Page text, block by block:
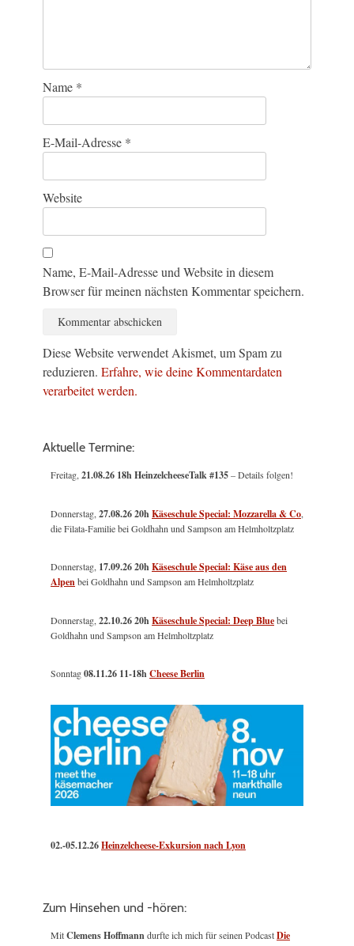
Name *
E-Mail-Adresse *
Website
Name, E-Mail-Adresse und Website in diesem
Browser für meinen nächsten Kommentar speichern.
Diese Website verwendet Akismet, um Spam zu
reduzieren. Erfahre, wie deine Kommentardaten
verarbeitet werden.
Aktuelle Termine:
Freitag, 21.08.26 18h HeinzelcheeseTalk #135– Details folgen!
Donnerstag, 27.08.26 20hKäseschule Special: Mozzarella & Co
die Filata-Familie bei Goldhahn und Sampson am Helmholtzplatz
Donnerstag, 17.09.26 20hKäseschule Special: Käse aus den
Alpenbei Goldhahn und Sampson am Helmholtzplatz
Donnerstag, 22.10.26 20hKäseschule Special: Deep Bluebei
Goldhahn und Sampson am Helmholtzplatz
Sonntag08.11.26 11-18hCheese Berlin
02.-05.12.26Heinzelcheese-Exkursion nach Lyon
Zum Hinsehen und -hören:
MitClemens Hoffmanndurfte ich mich für seinen PodcastDie